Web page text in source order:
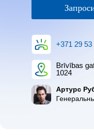
Артурс
+371 29 53
Brīvības
1024